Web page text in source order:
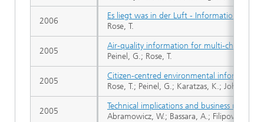
Es liegt was in der Luft - Information zur
Rose, T.
Air-quality information for multi-channel
Peinel, G.; Rose, T.
Citizen-centred environmental
Rose, T.; Peinel, G.; Karatzas, K.; Johansen,
Technical implications and business
Abramowicz, W.; Bassara, A.; Filipowska,
2006
2005
2005
2005